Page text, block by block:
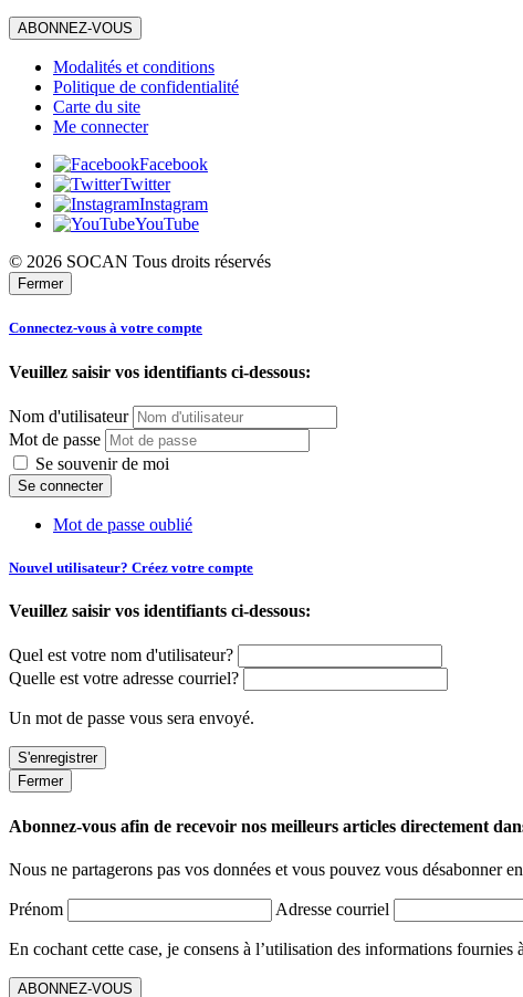
ABONNEZ-VOUS
Modalités et conditions
Politique de confidentialité
Carte du site
Me connecter
Facebook
Twitter
Instagram
YouTube
© 2026 SOCAN Tous droits réservés
Fermer
Connectez-vous à votre compte
Veuillez saisir vos identifiants ci-dessous:
Nom d'utilisateur
Mot de passe
Se souvenir de moi
Mot de passe oublié
Nouvel utilisateur? Créez votre compte
Veuillez saisir vos identifiants ci-dessous:
Quel est votre nom d'utilisateur?
Quelle est votre adresse courriel?
Un mot de passe vous sera envoyé.
Fermer
Abonnez-vous afin de recevoir nos meilleurs articles directement
Nous ne partagerons pas vos données et vous pouvez vous désabonner
Prénom Adresse courriel
En cochant cette case, je consens à l’utilisation des informations fournies
ABONNEZ-VOUS